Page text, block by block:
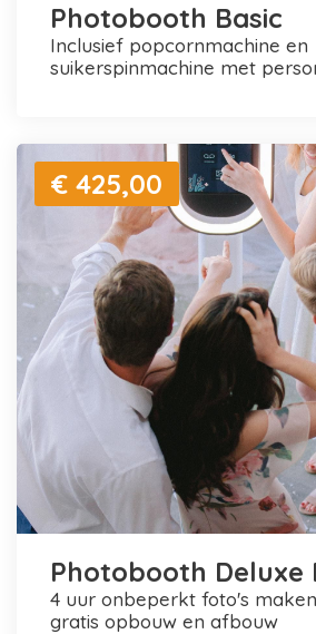
Photobooth Basic
inclusief popcornmachine en
suikerspinmachine met
€ 425,00
Photobooth Deluxe
4 uur onbeperkt foto's maken en printen +
gratis opbouw en afbouw